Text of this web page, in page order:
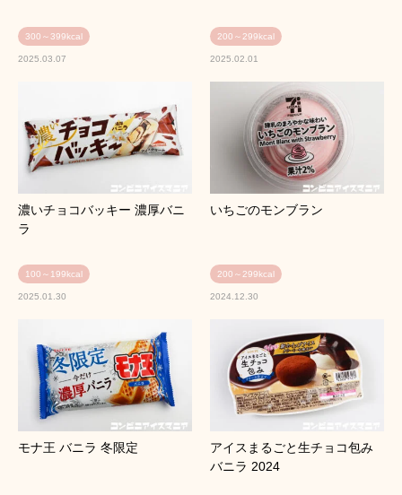
300～399kcal
2025.03.07
200～299kcal
2025.02.01
濃いチョコバッキー 濃厚バニ
ラ
100～199kcal
2025.01.30
いちごのモンブラン
200～299kcal
2024.12.30
モナ王 バニラ 冬限定
アイスまるごと生チョコ包み
バニラ 2024